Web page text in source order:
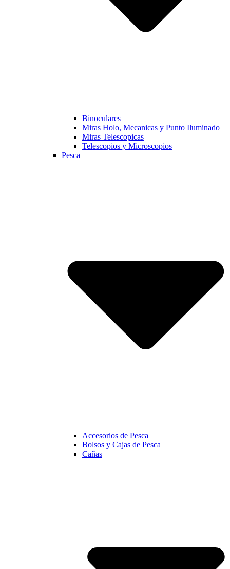
Binoculares
Miras Holo, Mecanicas y Punto Iluminado
Miras Telescopicas
Telescopios y Microscopios
Pesca
Accesorios de Pesca
Bolsos y Cajas de Pesca
Cañas